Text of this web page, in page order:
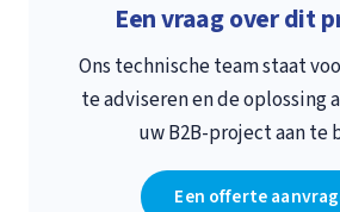
Een vraag over dit
Ons technische team staat
te adviseren en de oplossing
uw B2B-project aan te
Een offerte